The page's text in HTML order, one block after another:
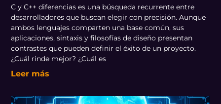
C y C++ diferencias es una búsqueda recurrente entre
desarrolladores que buscan elegir con precisión. Aunque
ambos lenguajes comparten una base común, sus
aplicaciones, sintaxis y filosofías de diseño presentan
contrastes que pueden definir el éxito de un proyecto.
¿Cuál rinde mejor? ¿Cuál es
Leer más